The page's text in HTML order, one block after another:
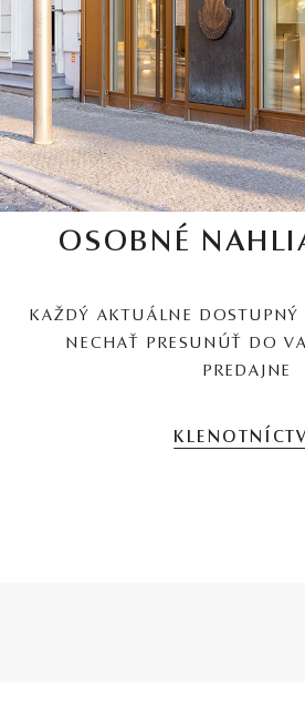
OSOBNÉ
KAŽDÝ AKTUÁLNE DOSTUPNÝ
NECHAŤ PRESUNÚŤ DO
PREDAJNE